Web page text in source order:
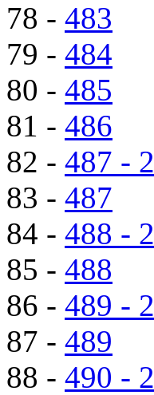
78 - 483
79 - 484
80 - 485
81 - 486
82 - 487 - 2
83 - 487
84 - 488 - 2
85 - 488
86 - 489 - 2
87 - 489
88 - 490 - 2